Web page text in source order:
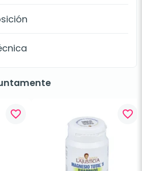
favorite_border favorite_border